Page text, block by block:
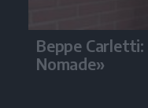
Beppe
Nomade»